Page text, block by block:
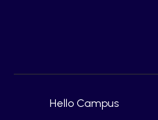
Hello Campus